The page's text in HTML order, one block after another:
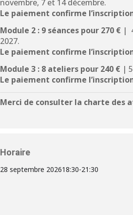
novembre, 7 et 14 décembre.
Le paiement confirme
Module 2 : 9 séances pour 270 € |
2027.
Le paiement confirme
Module 3 : 8 ateliers pour 240 € |
Le paiement confirme
Merci de consulter la charte des
Horaire
28 septembre 202618:30-21:30